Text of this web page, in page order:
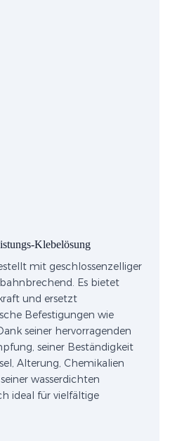
Klebelösung
mit geschlossenzelliger
Es bietet
und ersetzt
Befestigungen wie
seiner hervorragenden
seiner Beständigkeit
Alterung, Chemikalien
wasserdichten
ideal für vielfältige